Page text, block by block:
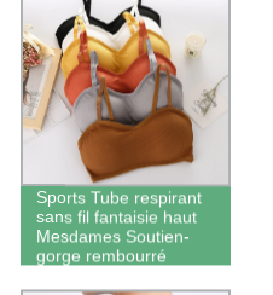
Sports Tube respirant
sans fil fantaisie haut
Mesdames Soutien-
gorge rembourré